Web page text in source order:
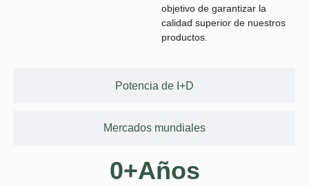
Potencia de I+D
Mercados mundiales
objetivo de garantizar la
calidad superior de nuestros
productos.
0+Años